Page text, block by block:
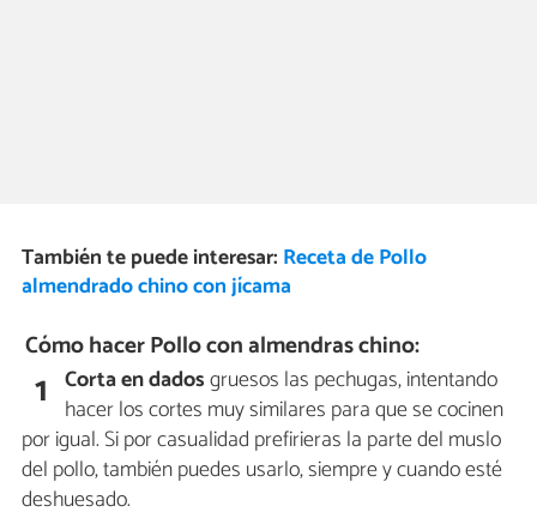
También te puede interesar: Receta de Pollo
almendrado chino con jícama
Cómo hacer Pollo con almendras chino:
1 Corta en dadosgruesos las pechugas, intentando
hacer los cortes muy similares para que se cocinen
por igual. Si por casualidad prefirieras la parte del muslo
del pollo, también puedes usarlo, siempre y cuando esté
deshuesado.